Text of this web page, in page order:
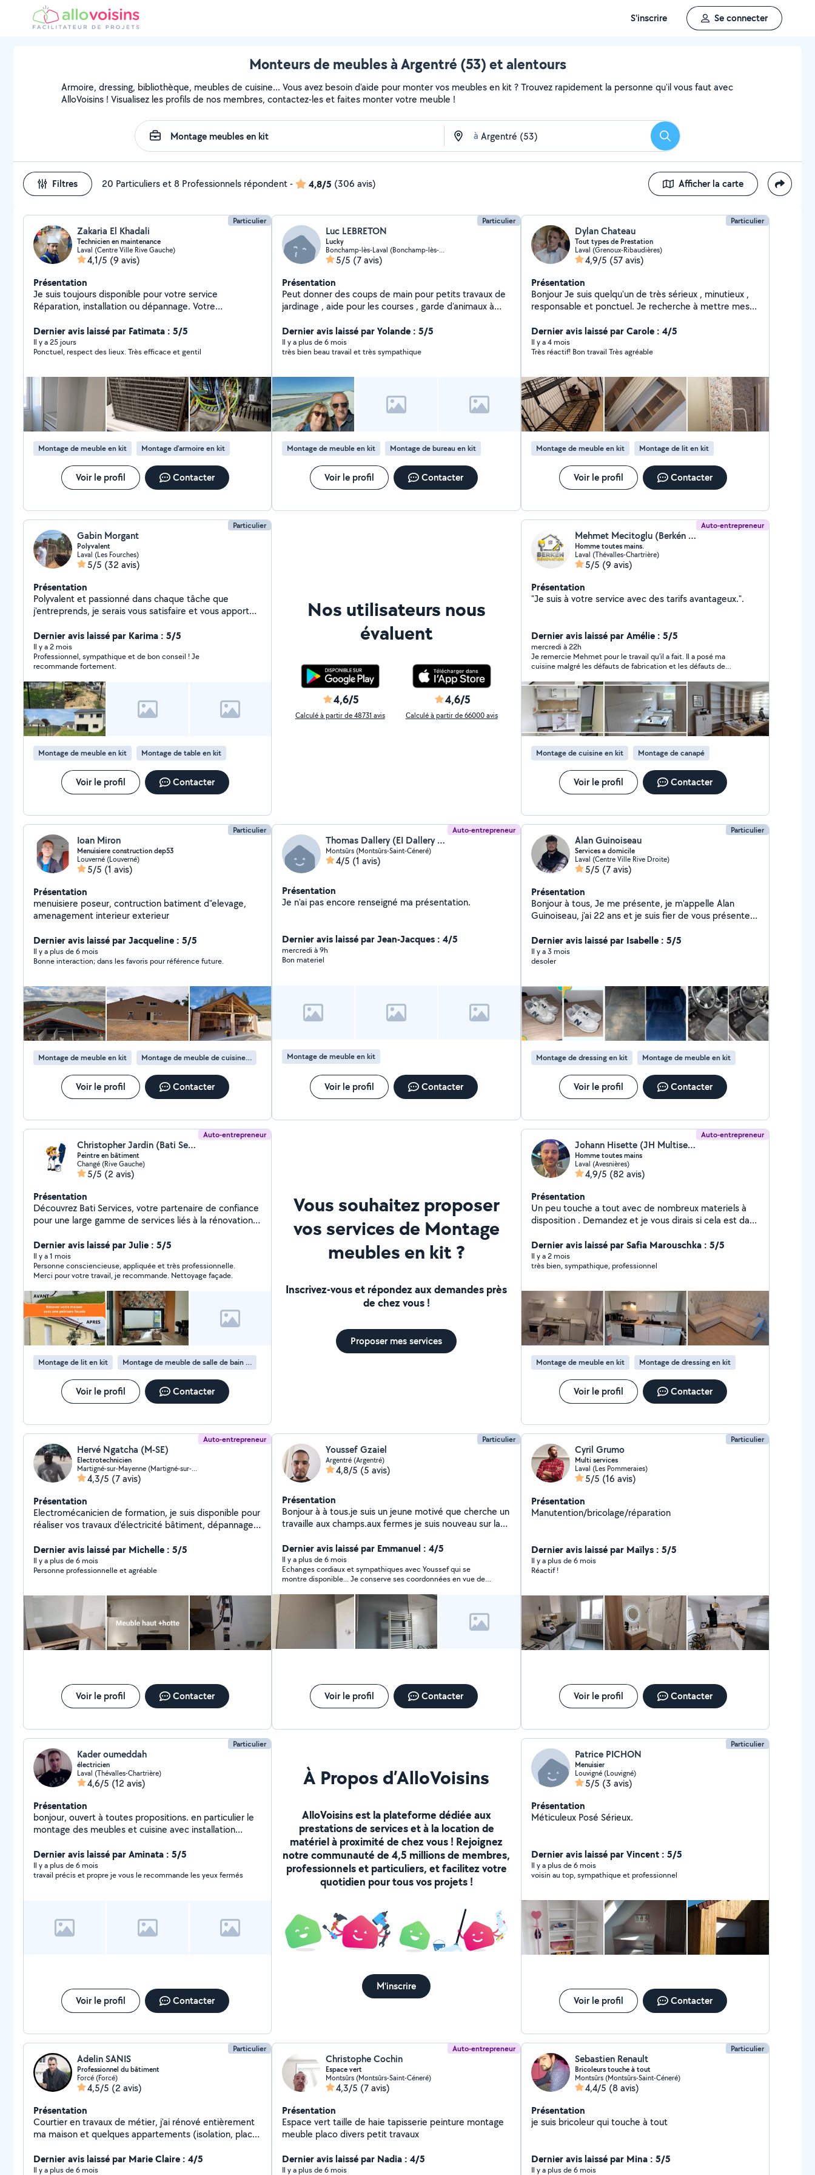
S'inscrire Se connecter
Monteurs de meubles à Argentré (53) et alentours
Armoire, dressing, bibliothèque, meubles de cuisine... Vous avez besoin d'aide pour monter vos meubles en kit ? Trouvez rapidement la personne qu'il vous faut avec
AlloVoisins ! Visualisez les profils de nos membres, contactez-les et faites monter votre meuble !
à Rechercher
Filtres 20 Particuliers et 8 Professionnels répondent- 4,8/5 (306 avis) Afficher la carte
Particulier
Zakaria El Khadali
Technicien en maintenance
Laval (Centre Ville Rive Gauche)
4,1/5 (9 avis)
Présentation
Je suis toujours disponible pour votre service
Réparation, installation ou dépannage. Votre
Dernier avis laissé par Fatimata : 5/5
Il y a 25 jours
Ponctuel, respect des lieux. Très efficace et gentil
Montage de meuble en kit Montage d'armoire en kit
Voir le profil Contacter
Particulier
Luc LEBRETON
Lucky
Bonchamp-lès-Laval (Bonchamp-lès-Laval)
5/5 (7 avis)
Présentation
Peut donner des coups de main pour petits travaux de
jardinage , aide pour les courses , garde d'animaux à
Dernier avis laissé par Yolande : 5/5
Il y a plus de 6 mois
très bien beau travail et très sympathique
Montage de meuble en kit Montage de bureau en kit
Voir le profil Contacter
Particulier
Dylan Chateau
Tout types de Prestation
Laval (Grenoux-Ribaudières)
4,9/5 (57 avis)
Présentation
Bonjour Je suis quelqu'un de très sérieux , minutieux ,
responsable et ponctuel. Je recherche à mettre mes
quelques prestation que je peu réaliser. N'hésitez pas à
me demander pour autre choses, si je suis dans la
capacité de vous aider je le ferais avec plaisir - Tondre,
de votre jardin occasionnel ou à l'année - Bricolage (
Peinture, tapisserie, montage de meuble , etc ) -
Manutention / Déménagement / Débarasser
encombrant déchetterie etc - Vidange voiture Bonne
journée , Bonne soirée ou Bon week end à vous
Dernier avis laissé par Carole : 4/5
Il y a 4 mois
Très réactif! Bon travail Très agréable
Montage de meuble en kit Montage de lit en kit
Voir le profil Contacter
Particulier
Gabin Morgant
Polyvalent
Laval (Les Fourches)
5/5 (32 avis)
Présentation
Polyvalent et passionné dans chaque tâche que
j'entreprends, je serais vous satisfaire et vous apporter
organisé je serais réaliser chaque prestation dans le
temps accordé à des prix malin Domaine d'activité -
rénovation / entretien / création d'espaces vert -
location / achat de matériel -évacuation de déchets /
livraison de bien Et d'autres encore
Dernier avis laissé par Karima : 5/5
Il y a 2 mois
Professionnel, sympathique et de bon conseil ! Je
recommande fortement.
Montage de meuble en kit Montage de table en kit
Voir le profil Contacter
Nos utilisateurs nous
évaluent
4,6/5
Calculé à partir de 48731 avis
4,6/5
Calculé à partir de 66000 avis
Auto-entrepreneur
Mehmet Mecitoglu (Berkén Rénovation)
Homme toutes mains.
Laval (Thévalles-Chartrière)
5/5 (9 avis)
Présentation
"Je suis à votre service avec des tarifs avantageux.".
Dernier avis laissé par Amélie : 5/5
mercredi à 22h
Je remercie Mehmet pour le travail qu'il a fait. Il a posé ma
cuisine malgré les défauts de fabrication et les défauts de
Montage de cuisine en kit Montage de canapé
Voir le profil Contacter
Particulier
Ioan Miron
Menuisiere construction dep53
Louverné (Louverné)
5/5 (1 avis)
Présentation
menuisiere poseur, contruction batiment d"elevage,
amenagement interieur exterieur
Dernier avis laissé par Jacqueline : 5/5
Il y a plus de 6 mois
Bonne interaction; dans les favoris pour référence future.
Montage de meuble en kit Montage de meuble de cuisine en kit
Voir le profil Contacter
Auto-entrepreneur
Thomas Dallery (EI Dallery Thomas)
Montsûrs (Montsûrs-Saint-Céneré)
4/5 (1 avis)
Présentation
Je n'ai pas encore renseigné ma présentation.
Dernier avis laissé par Jean-Jacques : 4/5
mercredi à 9h
Bon materiel
Montage de meuble en kit
Voir le profil Contacter
Particulier
Alan Guinoiseau
Services a domicile
Laval (Centre Ville Rive Droite)
5/5 (7 avis)
Présentation
Bonjour à tous, Je me présente, je m'appelle Alan
Guinoiseau, j'ai 22 ans et je suis fier de vous présenter
domicile. Je propose également du nettoyage de
canapé et de sneakers / chaussures à domicile.
Dernier avis laissé par Isabelle : 5/5
Il y a 3 mois
desoler
Montage de dressing en kit Montage de meuble en kit
Voir le profil Contacter
Auto-entrepreneur
Christopher Jardin (Bati Services)
Peintre en bâtiment
Changé (Rive Gauche)
5/5 (2 avis)
Présentation
Découvrez Bati Services, votre partenaire de confiance
pour une large gamme de services liés à la rénovation
nettoyage façade maison, nettoyage toiture peinture
hydro extérieur, peinture intérieur déco bricolage. -
Intervention pour réparation gouttière et toiture
changement d'ardoise ou tuile ainsi que des petits
travaux de charpente. - Nettoyage gouttière, panneau
solaire, vélux, fenêtre, baie vitré, terrasse, bâtiment
J'offre d'autres services dans ma description avec les
compétences requises. Comptez sur moi pour des
interventions efficaces, faites appel à Bati Services
pour des travaux fiables et soignés.
Dernier avis laissé par Julie : 5/5
Il y a 1 mois
Personne consciencieuse, appliquée et très professionnelle.
Merci pour votre travail, je recommande. Nettoyage façade.
Montage de lit en kit Montage de meuble de salle de bain en kit
Voir le profil Contacter
Vous souhaitez proposer
vos services de Montage
meubles en kit ?
Inscrivez-vous et répondez aux demandes près
de chez vous !
Proposer mes services
Auto-entrepreneur
Johann Hisette (JH Multiservices)
Homme toutes mains
Laval (Avesnières)
4,9/5 (82 avis)
Présentation
Un peu touche a tout avec de nombreux materiels à
disposition . Demandez et je vous dirais si cela est dans
Dernier avis laissé par Safia Marouschka : 5/5
Il y a 2 mois
très bien, sympathique, professionnel
Montage de meuble en kit Montage de dressing en kit
Voir le profil Contacter
Auto-entrepreneur
Hervé Ngatcha (M-SE)
Electrotechnicien
Martigné-sur-Mayenne (Martigné-sur-Mayenne)
4,3/5 (7 avis)
Présentation
Electromécanicien de formation, je suis disponible pour
réaliser vos travaux d'électricité bâtiment, dépannage
Ikea et but. J'ai aussi des compétences dans la
réalisations des travaux de peinture, tapisserie et
plomberie.
Dernier avis laissé par Michelle : 5/5
Il y a plus de 6 mois
Personne professionnelle et agréable
Voir le profil Contacter
Particulier
Youssef Gzaiel
Argentré (Argentré)
4,8/5 (5 avis)
Présentation
Bonjour à à tous.je suis un jeune motivé que cherche un
travaille aux champs.aux fermes je suis nouveau sur la
vous rependre avec sms vous pouvez me cantacter sur
mon fcb youssef gzaiel
Dernier avis laissé par Emmanuel : 4/5
Il y a plus de 6 mois
Echanges cordiaux et sympathiques avec Youssef qui se
montre disponible... Je conserve ses coordonnées en vue de
Voir le profil Contacter
Particulier
Cyril Grumo
Multi services
Laval (Les Pommeraies)
5/5 (16 avis)
Présentation
Manutention/bricolage/réparation
Dernier avis laissé par Maïlys : 5/5
Il y a plus de 6 mois
Réactif !
Voir le profil Contacter
Particulier
Kader oumeddah
électricien
Laval (Thévalles-Chartrière)
4,6/5 (12 avis)
Présentation
bonjour, ouvert à toutes propositions. en particulier le
montage des meubles et cuisine avec installation
Dernier avis laissé par Aminata : 5/5
Il y a plus de 6 mois
travail précis et propre je vous le recommande les yeux fermés
Voir le profil Contacter
À Propos d’AlloVoisins
AlloVoisins est la plateforme dédiée aux
prestations de services et à la location de
matériel à proximité de chez vous ! Rejoignez
notre communauté de 4,5 millions de membres,
professionnels et particuliers, et facilitez votre
quotidien pour tous vos projets !
M'inscrire
Particulier
Patrice PICHON
Menuisier
Louvigné (Louvigné)
5/5 (3 avis)
Présentation
Méticuleux Posé Sérieux.
Dernier avis laissé par Vincent : 5/5
Il y a plus de 6 mois
voisin au top, sympathique et professionnel
Voir le profil Contacter
Particulier
Adelin SANIS
Professionnel du bâtiment
Forcé (Forcé)
4,5/5 (2 avis)
Présentation
Courtier en travaux de métier, j'ai rénové entièrement
ma maison et quelques appartements (isolation, placo,
salle de bain, cuisine, etc.). J'aime les travaux quels
qu'ils soient et je suis ravi de proposer mes services et
Dernier avis laissé par Marie Claire : 4/5
Il y a plus de 6 mois
Auto-entrepreneur
Christophe Cochin
Espace vert
Montsûrs (Montsûrs-Saint-Céneré)
4,3/5 (7 avis)
Présentation
Espace vert taille de haie tapisserie peinture montage
meuble placo divers petit travaux
Dernier avis laissé par Nadia : 4/5
Il y a plus de 6 mois
Particulier
Sebastien Renault
Bricoleurs touche à tout
Montsûrs (Montsûrs-Saint-Céneré)
4,4/5 (8 avis)
Présentation
je suis bricoleur qui touche à tout
Dernier avis laissé par Mina : 5/5
Il y a plus de 6 mois